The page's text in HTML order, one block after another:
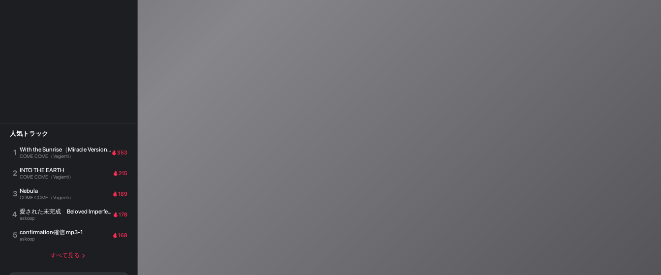
人気トラック
1 With the Sunrise（Miracle Version）
COME COME（Vagienti）
353
2 INTO THE EARTH
COME COME（Vagienti）
215
3 Nebula
COME COME（Vagienti）
189
4 愛された未完成 Beloved Imperfection
askoop
178
5 confirmation確信 mp3-1
askoop
168
すべて見る